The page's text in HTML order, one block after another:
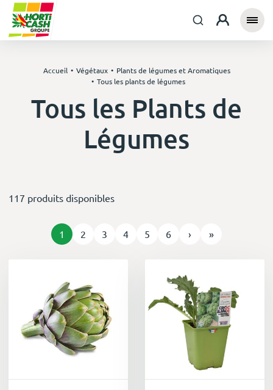
Accueil Végétaux
Plants de légumes et Aromatiques
Tous les plants de légumes
Tous les Plants de
Légumes
117 produits disponibles
1 2 3 4 5 6 › »